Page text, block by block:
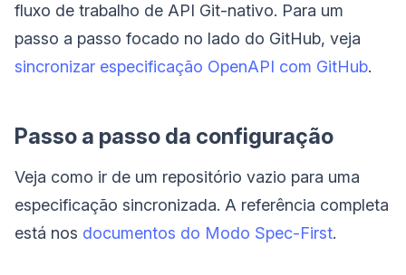
fluxo de trabalho de API Git-nativo. Para um
passo a passo focado no lado do GitHub, veja
sincronizar especificação OpenAPI com GitHub.
Passo a passo da configuração
Veja como ir de um repositório vazio para uma
especificação sincronizada. A referência completa
está nos documentos do Modo Spec-First.